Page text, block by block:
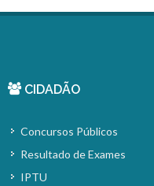
CIDADÃO
Concursos Públicos
Resultado de Exames
IPTU